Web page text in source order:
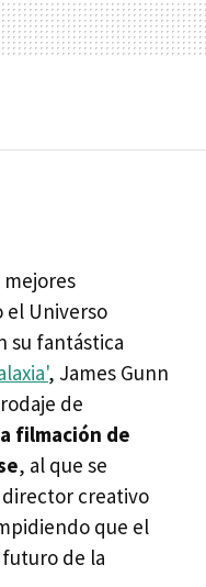
mejores
el Universo
su fantástica
, James Gunn
de
filmación de
, al que se
director creativo
que el
de la